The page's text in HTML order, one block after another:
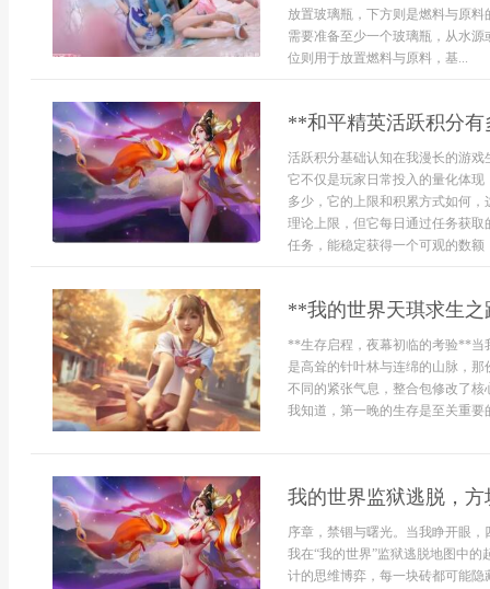
放置玻璃瓶，下方则是燃料与原
需要准备至少一个玻璃瓶，从水
位则用于放置燃料与原料，基...
**和平精英活跃积分
活跃积分基础认知在我漫长的游
它不仅是玩家日常投入的量化体
多少，它的上限和积累方式如何
理论上限，但它每日通过任务获
任务，能稳定获得一个可观的数额
**我的世界天琪求生
**生存启程，夜幕初临的考验**当
是高耸的针叶林与连绵的山脉，
不同的紧张气息，整合包修改了
我知道，第一晚的生存是至关重
我的世界监狱逃脱，
序章，禁锢与曙光。当我睁开眼
我在“我的世界”监狱逃脱地图中
计的思维博弈，每一块砖都可能